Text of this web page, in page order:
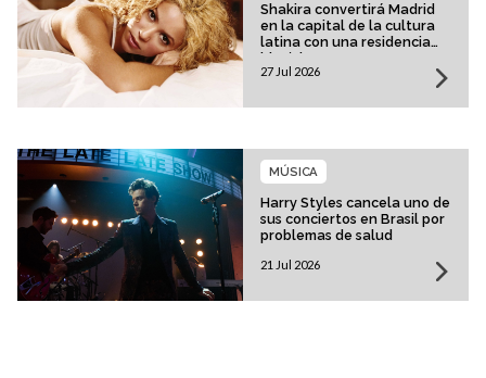
Shakira convertirá Madrid
en la capital de la cultura
latina con una residencia
histórica
27 Jul 2026
Harry Styles cancela uno de
sus conciertos en Brasil por
problemas de salud
MÚSICA
21 Jul 2026